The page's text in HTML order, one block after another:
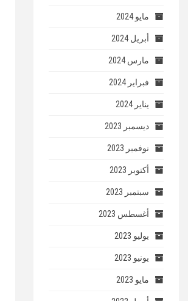
مايو 2024
أبريل 2024
مارس 2024
فبراير 2024
يناير 2024
ديسمبر 2023
نوفمبر 2023
أكتوبر 2023
سبتمبر 2023
أغسطس 2023
يوليو 2023
يونيو 2023
مايو 2023